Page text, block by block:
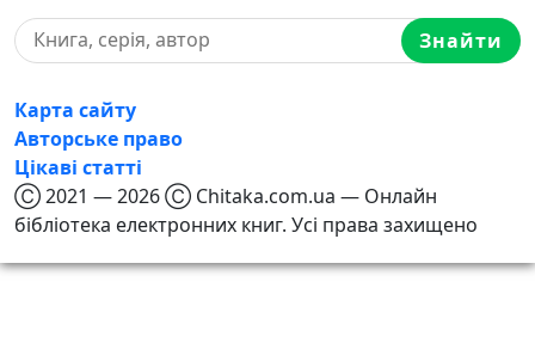
Знайти
Карта сайту
Авторське право
Цікаві статті
Ⓒ 2021 — 2026 Ⓒ Chitaka.com.ua — Онлайн
бібліотека електронних книг. Усі права захищено